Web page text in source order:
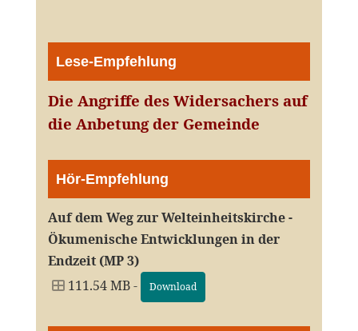
Lese-Empfehlung
Die Angriffe des Widersachers auf
die Anbetung der Gemeinde
Hör-Empfehlung
Auf dem Weg zur Welteinheitskirche -
Ökumenische Entwicklungen in der
Endzeit (MP 3)
111.54 MB -
Download